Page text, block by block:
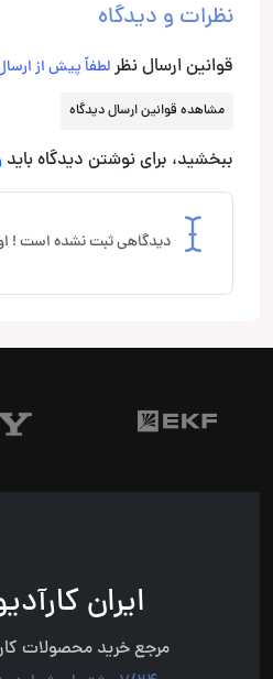
نظرات و دیدگاه
قوانین ارسال نظرلطفاً پیش از
مشاهده قوانین ارسال دیدگاه
ببخشید، برای نوشتن دیدگاه باید
دیدگاهی ثبت نشده است !
ایران
مرجع خرید محصولات